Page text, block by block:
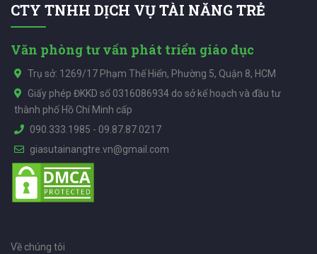
CTY TNHH DỊCH VỤ TÀI NĂNG TRẺ
Văn phòng tư vấn phát triển giáo dục
Trụ sở: 1269/17 Phạm Thế Hiển, Phường 5, Quận 8, HCM
Giấy phép ĐKKD số 0316086934 do sở kế hoạch và đầu tư
thành phố Hồ Chí Minh cấp
090.333.1985 - 09.87.87.0217
giasutainangtre.vn@gmail.com
Về chúng tôi